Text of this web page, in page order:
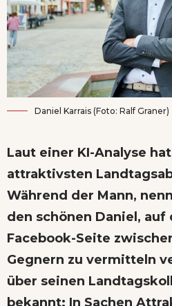
Daniel Karrais (Foto: Ralf Graner)
Laut einer KI-Analyse
attraktivsten
Während der Mann,
den schönen Daniel, auf
Facebook-Seite
Gegnern zu vermitteln
über seinen
bekannt: In Sachen